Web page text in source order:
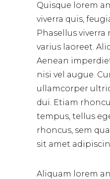
Quisque lorem
viverra quis,
Phasellus
varius laoreet.
Aenean
nisi vel augue.
ullamcorper
dui. Etiam
tempus, tellus
rhoncus, sem
sit amet
Aliquam lorem